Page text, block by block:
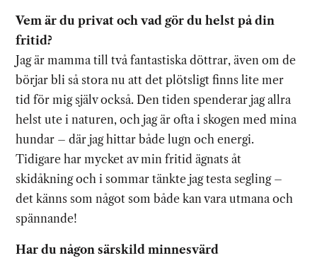
Vem är du privat och vad gör du helst på din
fritid?
Jag är mamma till två fantastiska döttrar, även om de
börjar bli så stora nu att det plötsligt finns lite mer
tid för mig själv också. Den tiden spenderar jag allra
helst ute i naturen, och jag är ofta i skogen med mina
hundar – där jag hittar både lugn och energi.
Tidigare har mycket av min fritid ägnats åt
skidåkning och i sommar tänkte jag testa segling –
det känns som något som både kan vara utmana och
spännande!
Har du någon särskild minnesvärd